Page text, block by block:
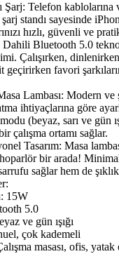
Şarj: Telefon
standı sayesinde
hızlı, güvenli ve
Bluetooth 5.0
Çalışırken,
geçirirken favori
Lambası: Modern ve
ihtiyaçlarına göre
(beyaz, sarı ve gün
çalışma ortamı sağlar.
Tasarım: Masa
bir arada!
sağlar hem de
15W
5.0
ve gün ışığı
çok kademeli
masası, ofis, yatak